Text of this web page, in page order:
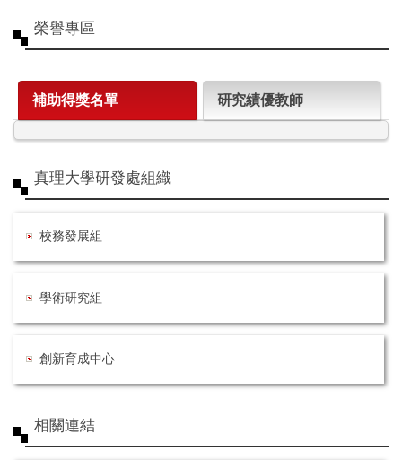
榮譽專區
補助得獎名單 研究績優教師
真理大學研發處組織
校務發展組
學術研究組
創新育成中心
相關連結